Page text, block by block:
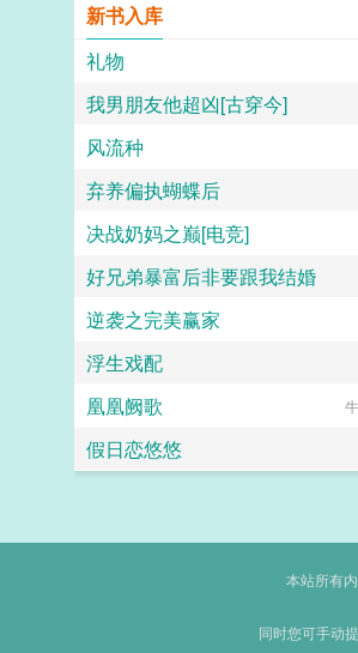
新书入库
礼物
我男朋友他超凶[古穿今]
风流种
弃养偏执蝴蝶后
决战奶妈之巅[电竞]
好兄弟暴富后非要跟我结婚
逆袭之完美赢家
浮生戏配
凰凰阙歌
假日恋悠悠
本站所有
同时您可手动